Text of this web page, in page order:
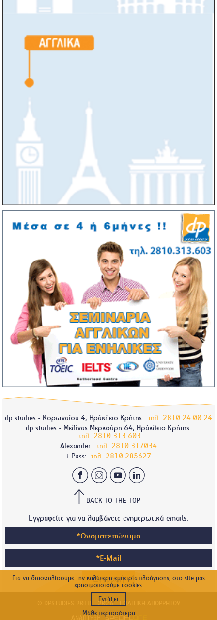
Για να διασφαλίσουμε την καλύτερη εμπειρία πλοήγησης, στο site μας
χρησιμοποιούμε cookies.
Εντάξει
Μάθε περισσότερα
dp studies - Κορωναίου 4, Ηράκλειο Κρήτης: τηλ. 2810 24.00.24
dp studies - Μελίνας Μερκούρη 64, Ηράκλειο Κρήτης:
τηλ. 2810 313.603
Alexander: τηλ. 2810 317034
i-Pass: τηλ. 2810 285627
BACK TO THE TOP
Εγγραφείτε για να λαμβάνετε ενημερωτικά emails.
© DPSTUDIES 2018 - 2026 -ΠΟΛΙΤΙΚΉ ΑΠΟΡΡΉΤΟΥ